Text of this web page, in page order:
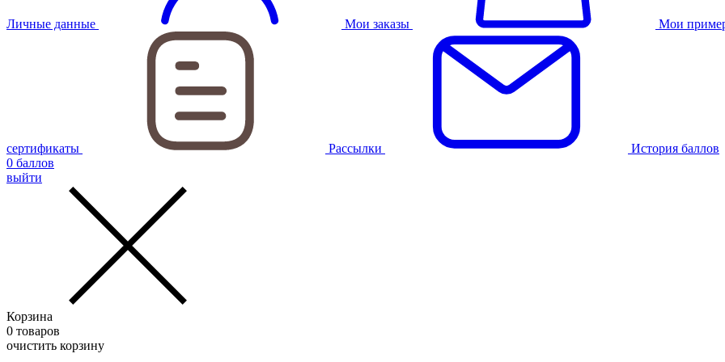
Личные данные Мои заказы Мои
сертификаты Рассылки
История баллов
0 баллов
выйти
Корзина
0 товаров
очистить корзину